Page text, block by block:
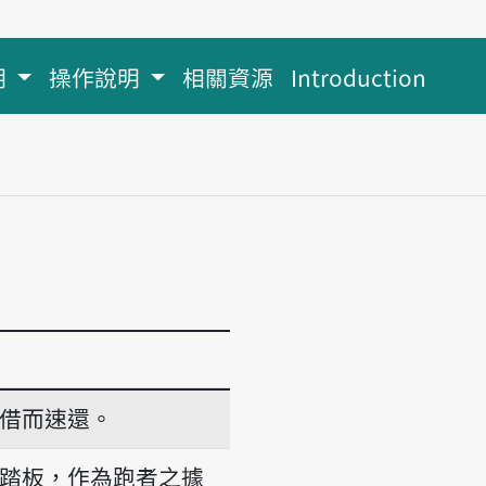
操作說明 相關資源 Introduction
而速還。
板，作為跑者之據